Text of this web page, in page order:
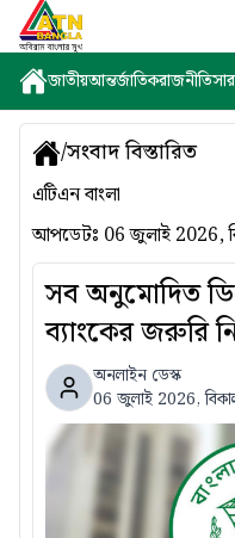
জাতীয়আন্তর্জাতিকরাজনীতি
/সংবাদ বিস্তারিত
এটিএন বাংলা
আপডেটঃ 06 জুলাই 2026,
সব অনুমোদিত
ব্যাংকের জরুরি
অনলাইন ডেস্ক
06 জুলাই 2026,